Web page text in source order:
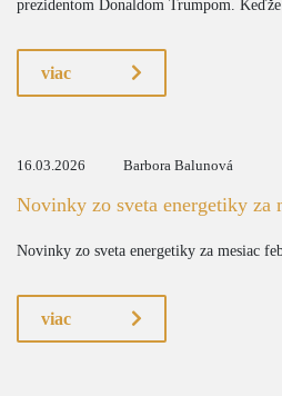
prezidentom Donaldom Trumpom. Keďže
viac
16.03.2026 Barbora Balunová
Novinky zo sveta energetiky za
Novinky zo sveta energetiky za mesiac
viac